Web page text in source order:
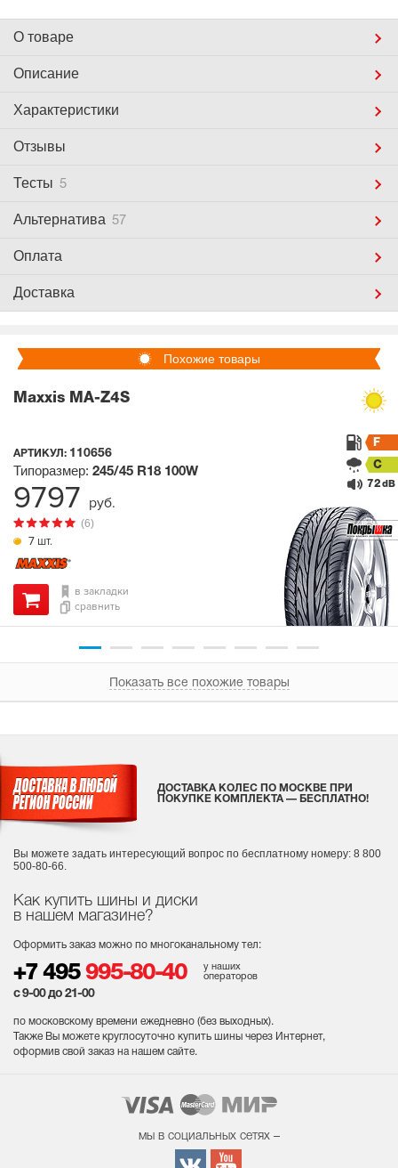
О товаре
Описание
Характеристики
Отзывы
Тесты 5
Альтернатива 57
Оплата
Доставка
Похожие товары
Maxxis MA-Z4S
АРТИКУЛ: 110656
7 шт.
(6)
Типоразмер: 245/45 R18 100W
F
C
72 dB
в закладки
сравнить
9797 руб.
Показать все похожие товары
Как купить шины и диски
в нашем магазине?
Оформить заказ можно по многоканальному тел:
+7 495 995-80-40
у наших
операторов
с 9-00 до 21-00
по московскому времени ежедневно (без выходных).
Также Вы можете круглосуточно купить шины через Интернет,
оформив свой заказ на нашем сайте.
ДОСТАВКА КОЛЕС ПО МОСКВЕ ПРИ
ПОКУПКЕ КОМПЛЕКТА — БЕСПЛАТНО!
Вы можете задать интересующий вопрос по бесплатному номеру: 8 800
500-80-66.
мы в социальных сетях –